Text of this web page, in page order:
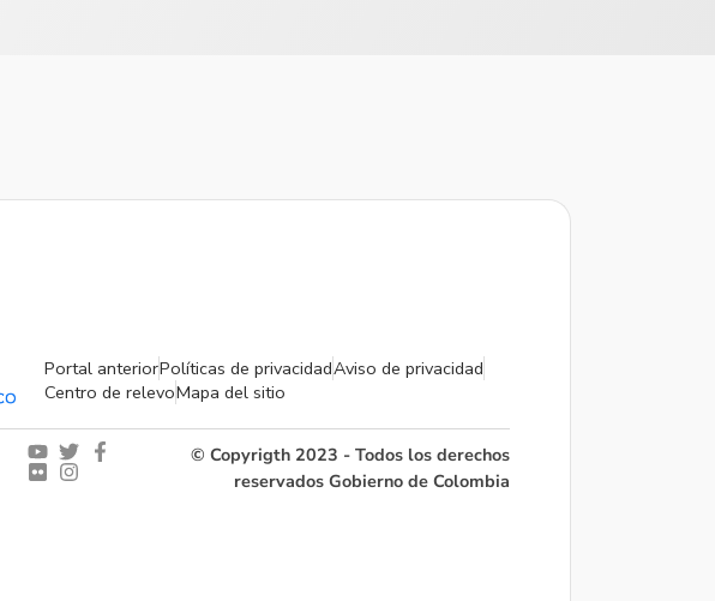
Portal anteriorPolíticas de privacidadAviso de privacidad
Centro de relevoMapa del sitio
© Copyrigth 2023 - Todos los derechos
reservados Gobierno de Colombia